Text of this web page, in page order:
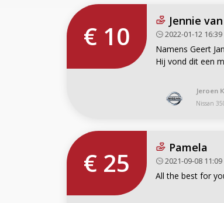
€ 10 Jennie
2022-01-12 16:39
Namens Geert
Hij vond dit een
Jeroen
Nissan
€ 25 Pamela
2021-09-08 11:09
All the best for